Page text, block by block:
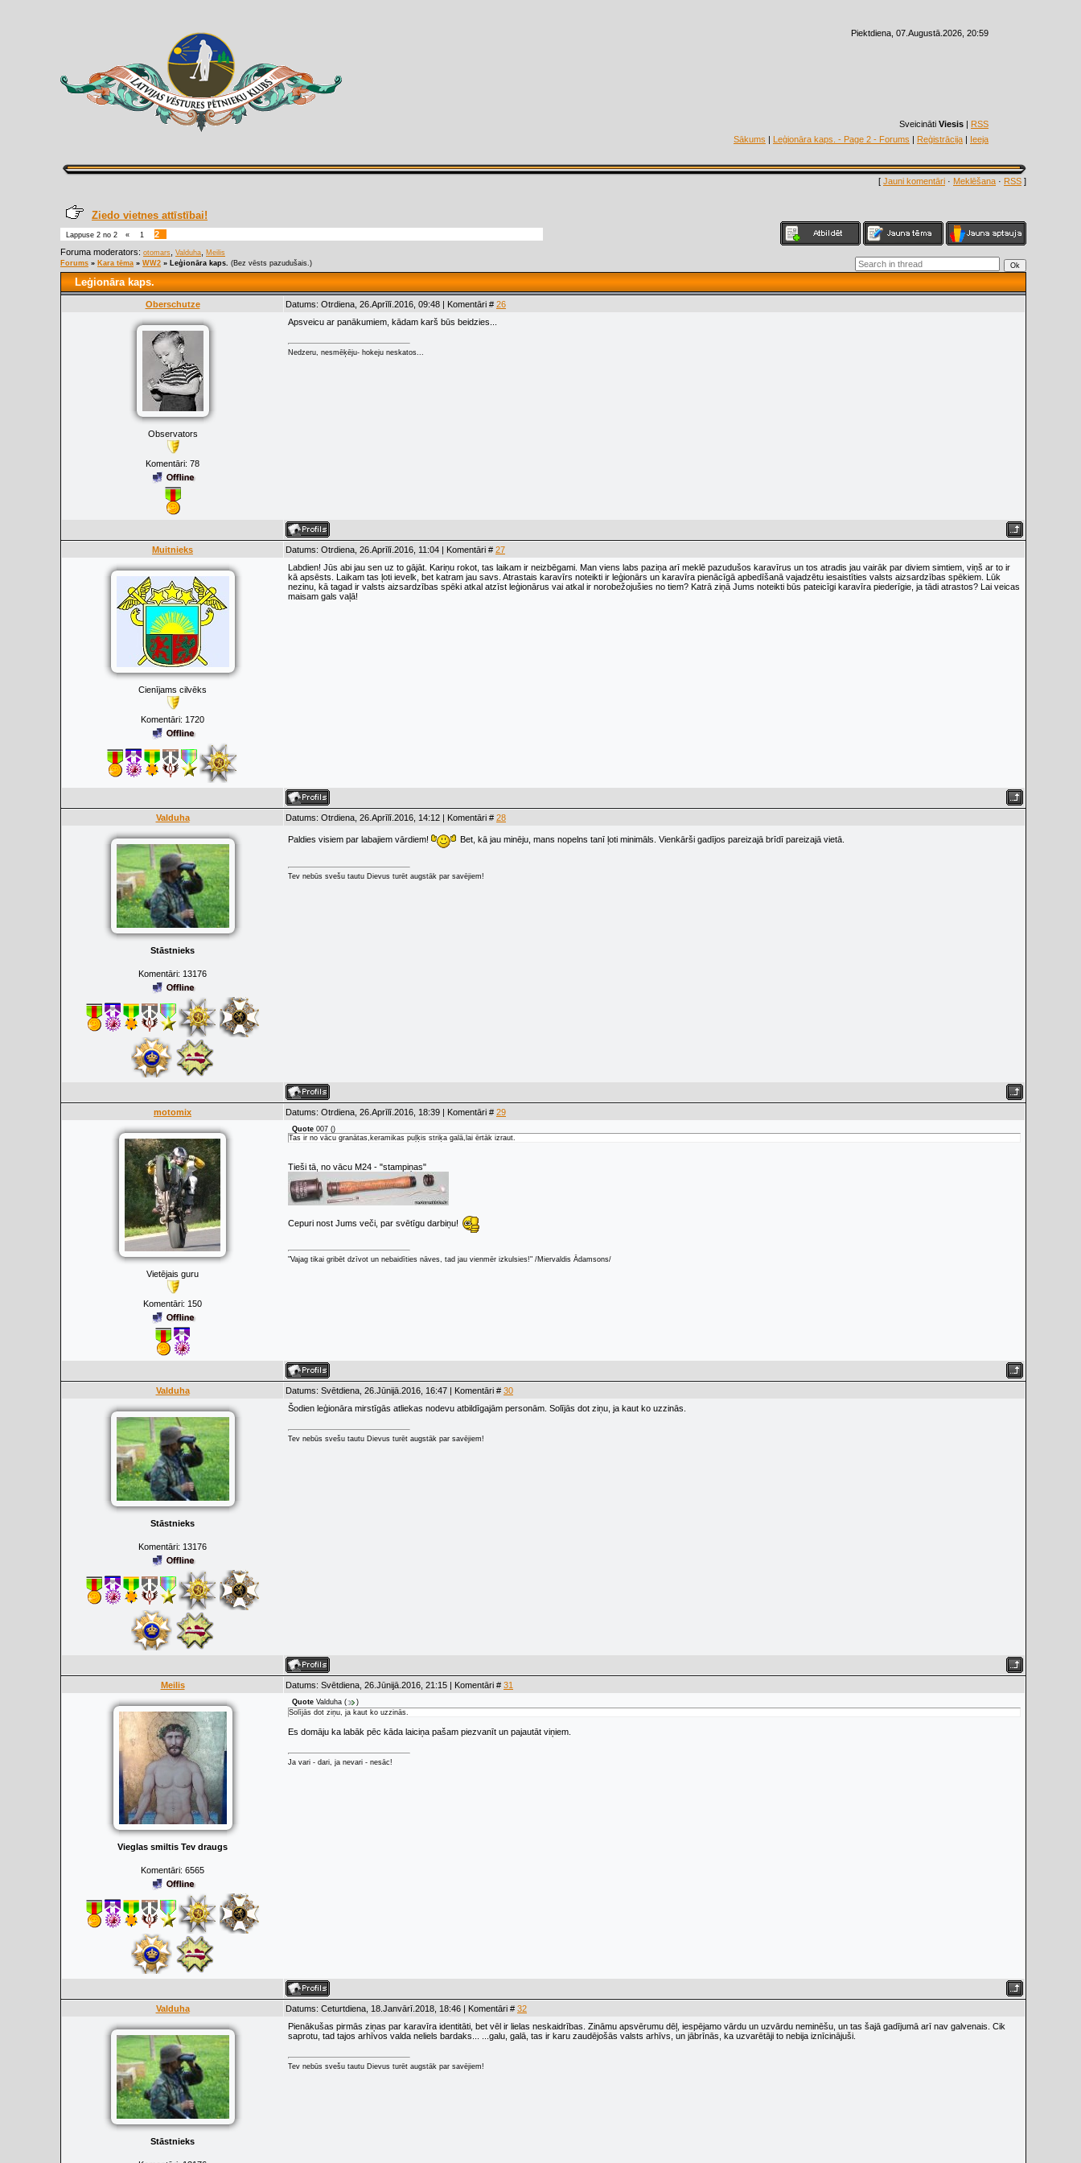
Piektdiena, 07.Augustā.2026, 20:59
Sveicināti Viesis | RSS
Sākums | Leģionāra kaps. - Page 2 - Forums | Reģistrācija | Ieeja
[ Jauni komentāri · Meklēšana · RSS ]
Ziedo vietnes attīstībai!
Lappuse 2 no 2 « 1
2
Foruma moderators: otomars Valduha
Meilis
Forums » Kara tēma » WW2 » Leģionāra kaps. (Bez vēsts pazudušais.)
Leģionāra kaps.
Oberschutze Datums: Otrdiena, 26.Aprīlī.2016, 09:48 | Komentāri # 26
Observators
Komentāri: 78
Apsveicu ar panākumiem, kādam karš būs beidzies...
Nedzeru, nesmēķēju- hokeju neskatos...
Muitnieks Datums: Otrdiena, 26.Aprīlī.2016, 11:04 | Komentāri # 27
Cienījams cilvēks
Komentāri: 1720
Labdien! Jūs abi jau sen uz to gājāt. Kariņu rokot, tas laikam ir neizbēgami. Man viens labs paziņa arī meklē pazudušos karavīrus un tos atradis jau vairāk par diviem simtiem, viņš ar to ir
kā apsēsts. Laikam tas ļoti ievelk, bet katram jau savs. Atrastais karavīrs noteikti ir leģionārs un karavīra pienācīgā apbedīšanā vajadzētu iesaistīties valsts aizsardzības spēkiem. Lūk
nezinu, kā tagad ir valsts aizsardzības spēki atkal atzīst leģionārus vai atkal ir norobežojušies no tiem? Katrā ziņā Jums noteikti būs pateicīgi karavīra piederīgie, ja tādi atrastos? Lai veicas
maisam gals vaļā!
Valduha Datums: Otrdiena, 26.Aprīlī.2016, 14:12 | Komentāri # 28
Stāstnieks
Komentāri: 13176
Paldies visiem par labajiem vārdiem! Bet, kā jau minēju, mans nopelns tanī ļoti minimāls. Vienkārši gadījos pareizajā brīdī pareizajā vietā.
Tev nebūs svešu tautu Dievus turēt augstāk par savējiem!
motomix Datums: Otrdiena, 26.Aprīlī.2016, 18:39 | Komentāri # 29
Vietējais guru
Komentāri: 150
Quote 007 ()
Tas ir no vācu granātas,keramikas puļķis striķa galā,lai ērtāk izraut.
Tieši tā, no vācu M24 - "stampiņas"
Cepuri nost Jums veči, par svētīgu darbiņu!
"Vajag tikai gribēt dzīvot un nebaidīties nāves, tad jau vienmēr izkulsies!" /Miervaldis Ādamsons/
Valduha Datums: Svētdiena, 26.Jūnijā.2016, 16:47 | Komentāri # 30
Stāstnieks
Komentāri: 13176
Šodien leģionāra mirstīgās atliekas nodevu atbildīgajām personām. Solījās dot ziņu, ja kaut ko uzzinās.
Tev nebūs svešu tautu Dievus turēt augstāk par savējiem!
Meilis Datums: Svētdiena, 26.Jūnijā.2016, 21:15 | Komentāri # 31
Vieglas smiltis Tev draugs
Komentāri: 6565
Quote Valduha (
)
Solījās dot ziņu, ja kaut ko uzzinās.
Es domāju ka labāk pēc kāda laiciņa pašam piezvanīt un pajautāt viņiem.
Ja vari - dari, ja nevari - nesāc!
Valduha Datums: Ceturtdiena, 18.Janvārī.2018, 18:46 | Komentāri # 32
Stāstnieks
Pienākušas pirmās ziņas par karavīra identitāti, bet vēl ir lielas neskaidrības. Zināmu apsvērumu dēļ, iespējamo vārdu un uzvārdu neminēšu, un tas šajā gadījumā arī nav galvenais. Cik
saprotu, tad tajos arhīvos valda neliels bardaks... ...galu, galā, tas ir karu zaudējošās valsts arhīvs, un jābrīnās, ka uzvarētāji to nebija iznīcinājuši.
Tev nebūs svešu tautu Dievus turēt augstāk par savējiem!